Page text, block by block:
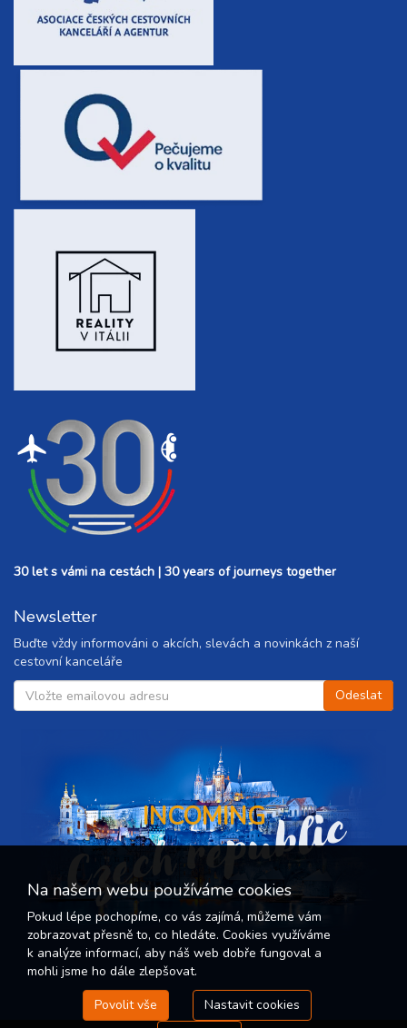
30 let s vámi na cestách | 30 years of journeys together
Newsletter
Buďte vždy informováni o akcích, slevách a novinkách z naší
cestovní kanceláře
INCOMING
Czech republic
Na našem webu používáme cookies
Pokud lépe pochopíme, co vás zajímá, můžeme vám
zobrazovat přesně to, co hledáte. Cookies využíváme
k analýze informací, aby náš web dobře fungoval a
mohli jsme ho dále zlepšovat.
Povolit vše
Nastavit cookies